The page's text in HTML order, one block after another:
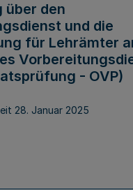
über den
und die
für Lehrämter
- OVP)
28. Januar 2025